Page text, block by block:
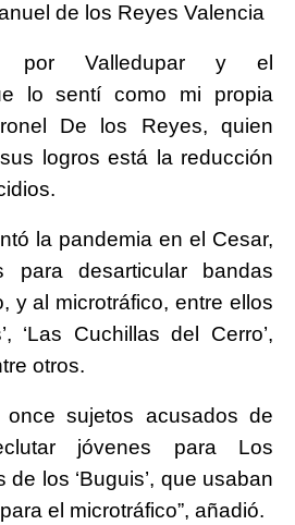
de los Reyes Valencia
por Valledupar y el
lo sentí como mi propia
De los Reyes, quien
logros está la reducción
la pandemia en el Cesar,
para desarticular bandas
y al microtráfico, entre ellos
‘Las Cuchillas del Cerro’,
otros.
once sujetos acusados de
jóvenes para Los
los ‘Buguis’, que usaban
el microtráfico”, añadió.